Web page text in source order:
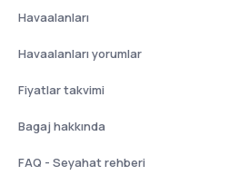
Havaalanları
Havaalanları yorumlar
Fiyatlar takvimi
Bagaj hakkında
FAQ - Seyahat rehberi